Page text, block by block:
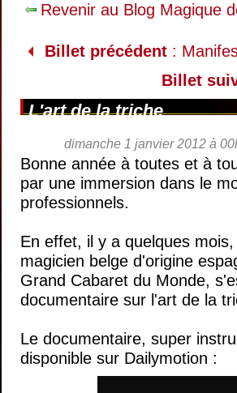
Revenir au Blog Magique
Billet précédent :
Billet
L'art de la triche
dimanche 1 janvier 2012 à
Bonne année à toutes et à
par une immersion dans le
professionnels.
En effet, il y a quelques
magicien belge d'origine
Grand Cabaret du Monde,
documentaire sur l'art de la
Le documentaire, super
disponible sur Dailymotion :